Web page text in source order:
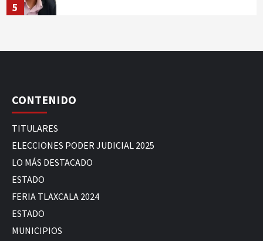
5
CONTENIDO
TITULARES
ELECCIONES PODER JUDICIAL 2025
LO MÁS DESTACADO
ESTADO
FERIA TLAXCALA 2024
ESTADO
MUNICIPIOS